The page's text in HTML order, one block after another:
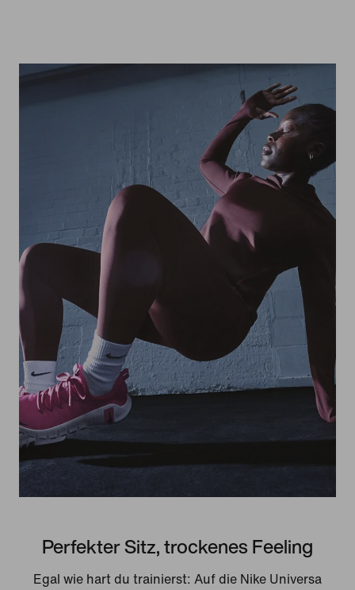
Perfekter Sitz, trockenes Feeling
Egal wie hart du trainierst: Auf die Nike Universa